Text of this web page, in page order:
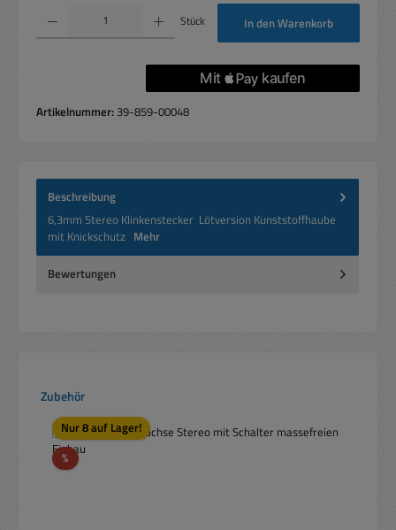
Produkt Anzahl: Gib den gewünschten Wert ein oder benutze die Schaltflächen um
Stück In den Warenkorb
Artikelnummer: 39-859-00048
Beschreibung
6,3mm Stereo Klinkenstecker Lötversion Kunststoffhaube
mit Knickschutz Mehr
Bewertungen
Produktgalerie überspringen
Zubehör
Nur 8 auf Lager!
%Rabatt